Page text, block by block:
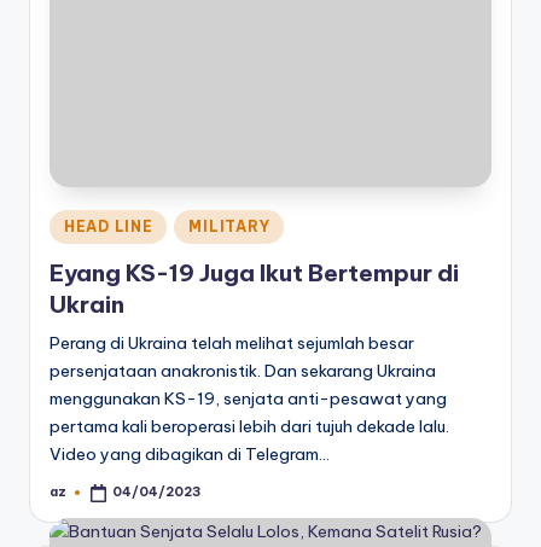
Posted
in
HEAD LINE MILITARY
Eyang KS-19 Juga Ikut Bertempur di
Ukrain
Perang di Ukraina telah melihat sejumlah besar
persenjataan anakronistik. Dan sekarang Ukraina
menggunakan KS-19, senjata anti-pesawat yang
pertama kali beroperasi lebih dari tujuh dekade lalu.
Video yang dibagikan di Telegram…
Posted
az 04/04/2023